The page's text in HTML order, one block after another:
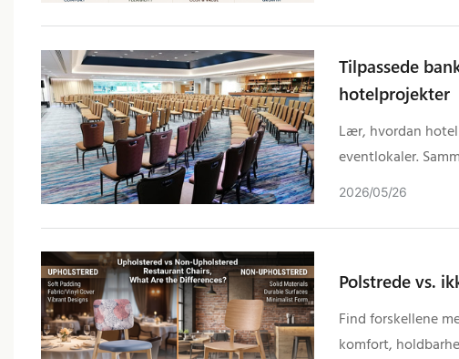
Tilpassede
hotelprojekter
Lær, hvordan
eventlokaler.
OEM-
2026 05 26
Polstrede vs.
Find forskellene
komfort,